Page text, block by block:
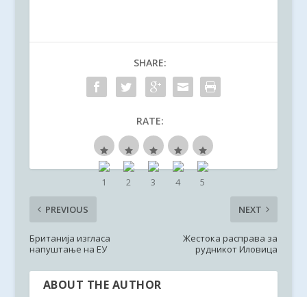
SHARE:
RATE:
PREVIOUS
Британија изгласа
напуштање на ЕУ
NEXT
Жестока расправа за
рудникот Иловица
ABOUT THE AUTHOR